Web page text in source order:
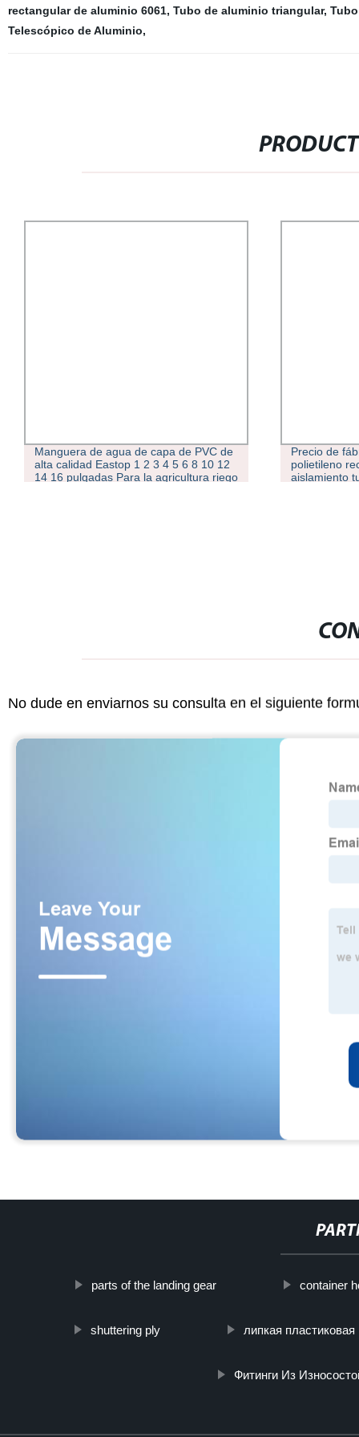
rectangular de aluminio 6061, Tubo de aluminio triangular,
Telescópico de Aluminio,
Manguera de agua de capa de PVC de
alta calidad Eastop 1 2 3 4 5 6 8 10 12
14 16 pulgadas Para la agricultura riego
Precio de
polietileno
aislamiento
No dude en enviarnos su consulta en el siguiente
parts of the landing gear container
shuttering ply липкая пластиковая
Фитинги Из